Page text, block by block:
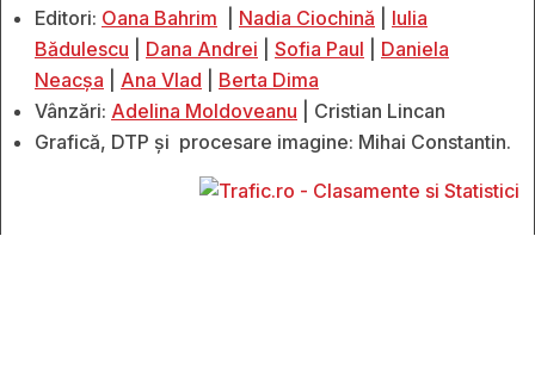
Editori: Oana Bahrim Nadia Ciochină
Iulia
Bădulescu
Dana Andrei Sofia Paul
Daniela
Neacșa
Ana Vlad
Berta Dima
Vânzări: Adelina Moldoveanu | Cristian Lincan
Grafică, DTP și procesare imagine: Mihai Constantin.